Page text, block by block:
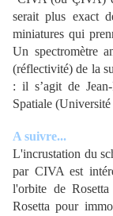
serait plus exact
miniatures qui
Un spectromètre
(réflectivité) de la
: il s’agit de
Spatiale
A suivre...
L'incrustation du
par CIVA est
l'orbite de
Rosetta pour